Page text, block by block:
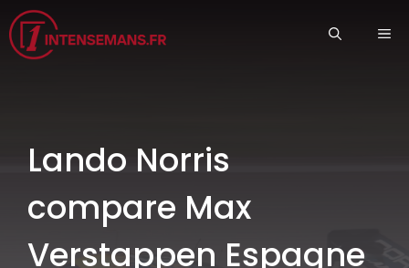
Aller
au
contenu
Lando Norris
compare Max
Verstappen Espagne